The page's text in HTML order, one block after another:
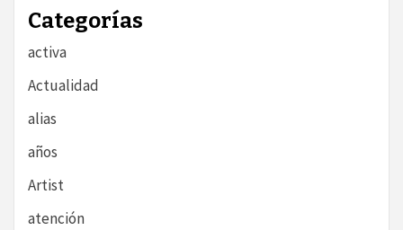
Categorías
activa
Actualidad
alias
años
Artist
atención